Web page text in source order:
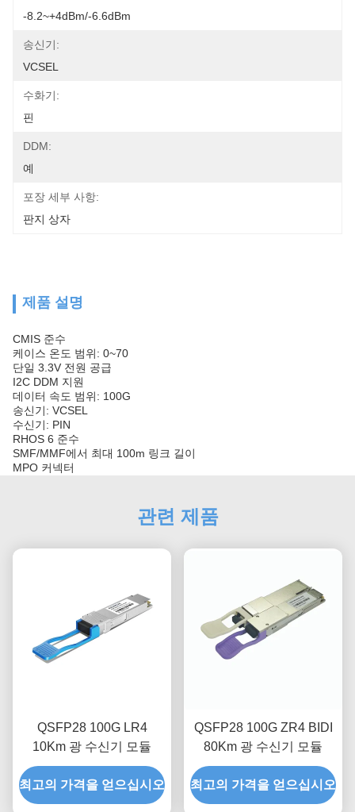
-8.2~+4dBm/-6.6dBm
송신기:
VCSEL
수화기:
핀
DDM:
예
포장 세부 사항:
판지 상자
제품 설명
CMIS 준수
케이스 온도 범위: 0~70
단일 3.3V 전원 공급
I2C DDM 지원
데이터 속도 범위: 100G
송신기: VCSEL
수신기: PIN
RHOS 6 준수
SMF/MMF에서 최대 100m 링크 길이
MPO 커넥터
관련 제품
QSFP28 100G LR4
10Km 광 수신기 모듈
최고의 가격을 얻으십시오
QSFP28 100G ZR4 BIDI
80Km 광 수신기 모듈
최고의 가격을 얻으십시오